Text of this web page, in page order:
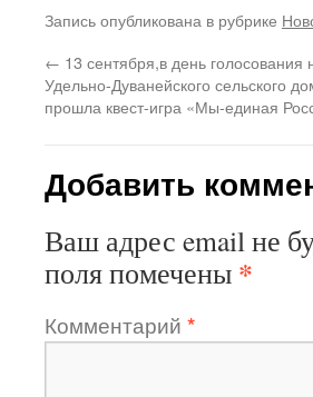
Запись опубликована в рубрике
← 13 сентября,в день
Удельно-Дуванейского сельского
прошла квест-игра «Мы-единая
Добавить
Ваш адрес email не
поля помечены *
Комментарий *